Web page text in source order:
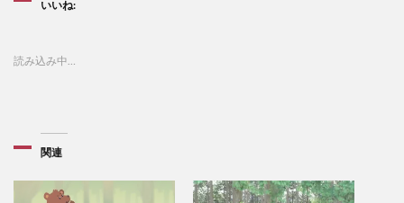
いいね:
読み込み中…
関連